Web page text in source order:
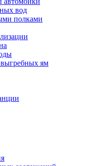
вод
полками
выгребных ям